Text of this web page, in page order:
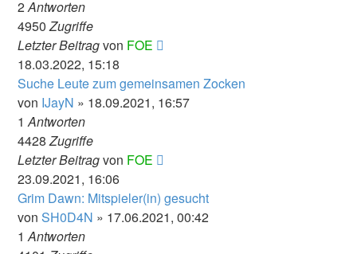
2Antworten
4950Zugriffe
Letzter Beitragvon FOE
18.03.2022, 15:18
Suche Leute zum gemeinsamen Zocken
von IJayN » 18.09.2021, 16:57
1Antworten
4428Zugriffe
Letzter Beitragvon FOE
23.09.2021, 16:06
Grim Dawn: Mitspieler(in) gesucht
vonSH0D4N » 17.06.2021, 00:42
1Antworten